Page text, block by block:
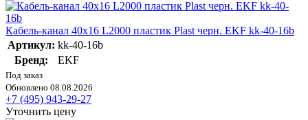
Кабель-канал 40х16 L2000 пластик Plast черн. EKF kk-40-16b
Артикул: kk-40-16b
Бренд:
EKF
Под заказ
Обновлено 08.08.2026
+7 (495) 943-29-27
Уточнить цену